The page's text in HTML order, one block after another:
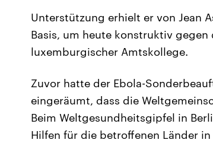
Unterstützung erhielt er von Jean
Basis, um heute konstruktiv gegen
luxemburgischer Amtskollege.
Zuvor hatte der Ebola-
eingeräumt, dass die
Beim Weltgesundheitsgipfel in
Hilfen für die betroffenen Länder